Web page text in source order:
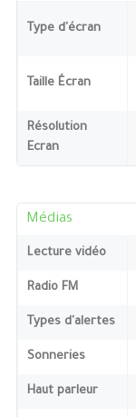
Type d'écran
Taille Écran
Résolution
Ecran
Médias
Lecture vidéo
Radio FM
Types d'alertes
Sonneries
Haut parleur